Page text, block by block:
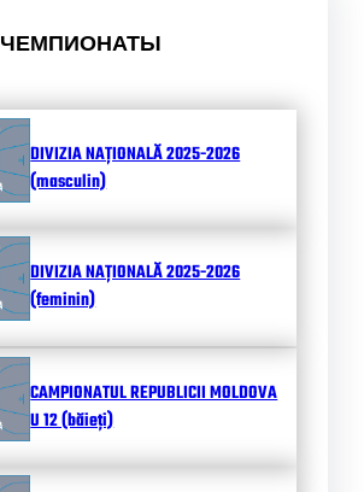
ЧЕМПИОНАТЫ
DIVIZIA NAȚIONALĂ 2025-2026
(masculin)
DIVIZIA NAȚIONALĂ 2025-2026
(feminin)
CAMPIONATUL REPUBLICII MOLDOVA
U 12 (băieți)